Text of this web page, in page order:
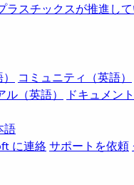
ラスチックスが推進し
コミュニティ（英語）
（英語）
ドキュメント
語
に連絡サポートを依頼